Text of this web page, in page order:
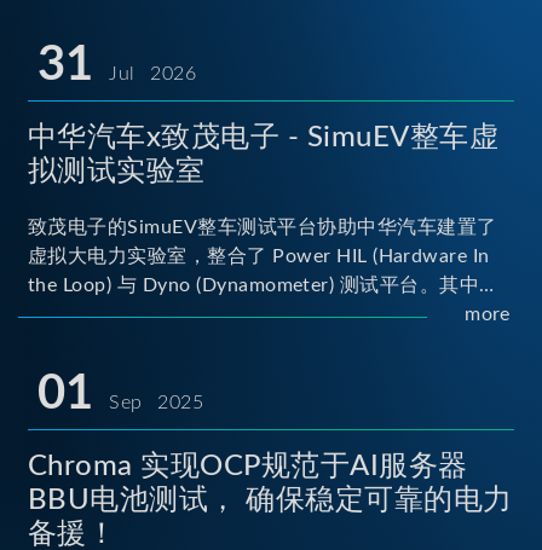
31 Jul 2026
中华汽车x致茂电子 - SimuEV整车虚
拟测试实验室
致茂电子的SimuEV整车测试平台协助中华汽车建置了
虚拟大电力实验室，整合了 Power HIL (Hardware In
the Loop) 与 Dyno (Dynamometer) 测试平台。其中
Power HIL 建立OBC (Onboard Charger) 与 DC/DC转
马达待测物重现车辆行驶时的负载工况...
more
01 Sep 2025
Chroma 实现OCP规范于AI服务器
BBU电池测试， 确保稳定可靠的电力
备援！